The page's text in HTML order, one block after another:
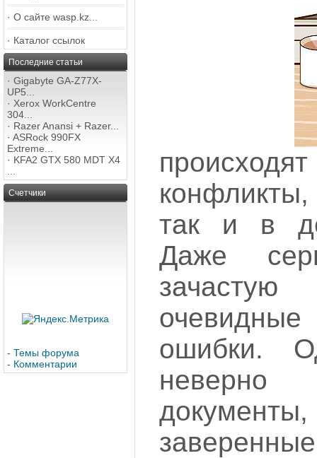
· О сайте wasp.kz...
· Каталог ссылок
Последние статьи
· Gigabyte GA-Z77X-
UP5...
· Xerox WorkCentre
304...
· Razer Anansi + Razer...
· ASRock 990FX
Extreme...
· KFA2 GTX 580 MDT X4
Счетчики
- Темы форума
- Комментарии
так и в
Даже
ошибки.
неверно